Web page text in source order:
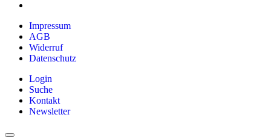
Impressum
AGB
Widerruf
Datenschutz
Login
Suche
Kontakt
Newsletter